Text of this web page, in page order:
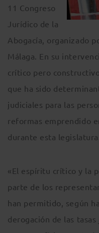
11 Congreso
Jurídico de la
Abogacía, organizado
Málaga. En su
crítico pero
que ha sido
judiciales para las
reformas emprendido
durante esta
«El espíritu crítico y la
parte de los
han permitido, según
derogación de las